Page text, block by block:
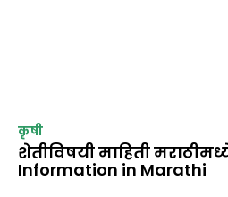
कृषी
शेतीविषयी माहिती
Information in Marathi